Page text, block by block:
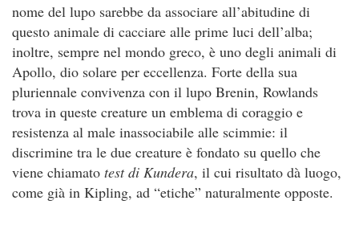
nome del lupo sarebbe da associare all’abitudine di
questo animale di cacciare alle prime luci dell’alba;
inoltre, sempre nel mondo greco, è uno degli animali di
Apollo, dio solare per eccellenza. Forte della sua
pluriennale convivenza con il lupo Brenin, Rowlands
trova in queste creature un emblema di coraggio e
resistenza al male inassociabile alle scimmie: il
discrimine tra le due creature è fondato su quello che
viene chiamato test di Kundera, il cui risultato dà luogo,
come già in Kipling, ad “etiche” naturalmente opposte.